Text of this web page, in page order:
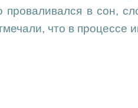
проваливался в сон,
что в процессе